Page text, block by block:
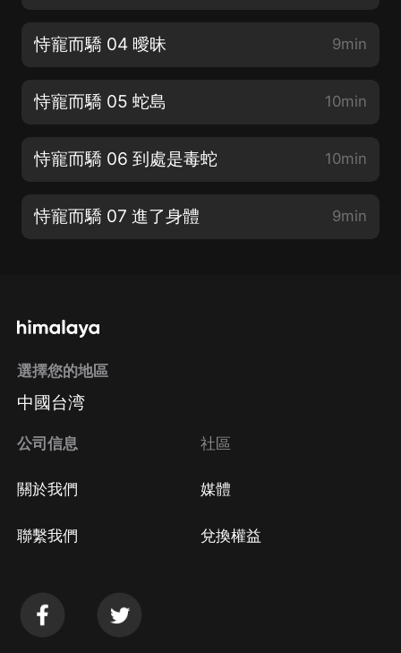
恃寵而驕 04 曖昧 9min
恃寵而驕 05 蛇島 10min
恃寵而驕 06 到處是毒蛇 10min
恃寵而驕 07 進了身體 9min
選擇您的地區
中國台湾
公司信息
關於我們
聯繫我們
社區
媒體
兌換權益